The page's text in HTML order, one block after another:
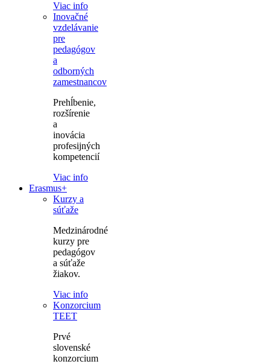
Viac info
Inovačné
vzdelávanie
pre
pedagógov
a
odborných
zamestnancov
Prehĺbenie,
rozšírenie
a
inovácia
profesijných
kompetencií
Viac info
Erasmus+
Kurzy a
súťaže
Medzinárodné
kurzy pre
pedagógov
a súťaže
žiakov.
Viac info
Konzorcium
TEET
Prvé
slovenské
konzorcium